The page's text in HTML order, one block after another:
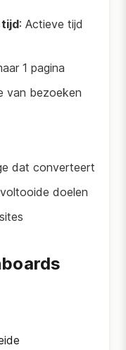
tijd: Actieve tijd
1 pagina
van bezoeken
dat converteert
doelen